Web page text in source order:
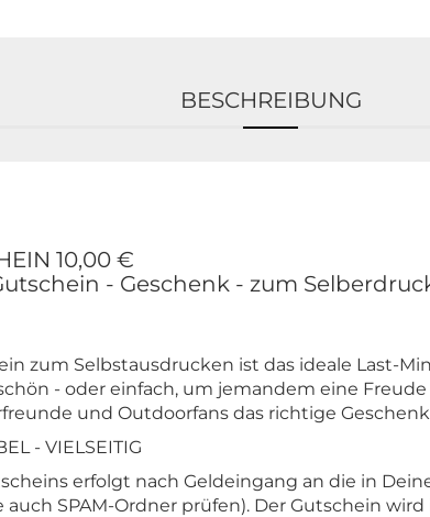
BESCHREIBUNG
10,00 €
- Geschenk - zum
zum Selbstausdrucken ist das ideale Last-
- oder einfach, um jemandem eine
und Outdoorfans das richtige
- VIELSEITIG
erfolgt nach Geldeingang an die in
auch SPAM-Ordner prüfen). Der Gutschein